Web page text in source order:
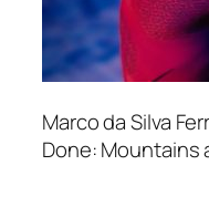
Marco da Silva
Done: Mountains